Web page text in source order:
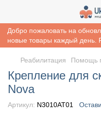
Добро пожаловать на
новые товары каждый день.
Реабилитация Помощь
Крепление для
Nova
Артикул: N3010AT01